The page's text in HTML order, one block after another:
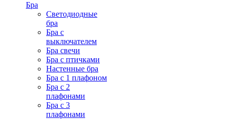
Бра
Светодиодные
бра
Бра с
выключателем
Бра свечи
Бра с птичками
Настенные бра
Бра с 1 плафоном
Бра с 2
плафонами
Бра с 3
плафонами